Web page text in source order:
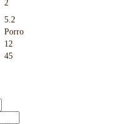
2
5.2
Porro
12
45